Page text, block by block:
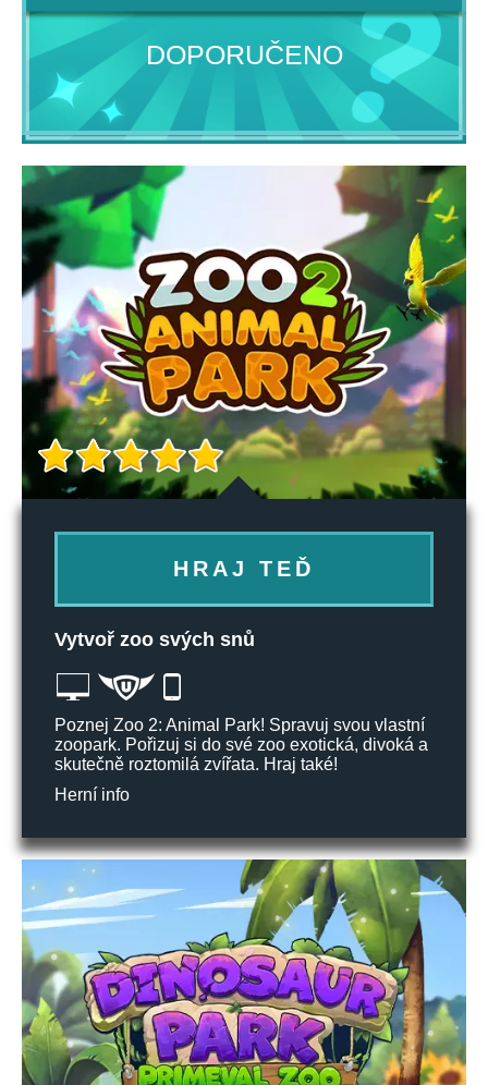
DOPORUČENO
HRAJ TEĎ
Vytvoř zoo svých snů
Poznej Zoo 2: Animal Park! Spravuj svou vlastní
zoopark. Pořizuj si do své zoo exotická, divoká a
skutečně roztomilá zvířata. Hraj také!
Herní info